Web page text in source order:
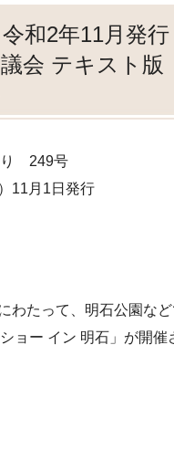
和2年11月発
会 テキスト版
り 249号
11月1日発行
わたって、明石公園な
ョー イン 明石」が開催